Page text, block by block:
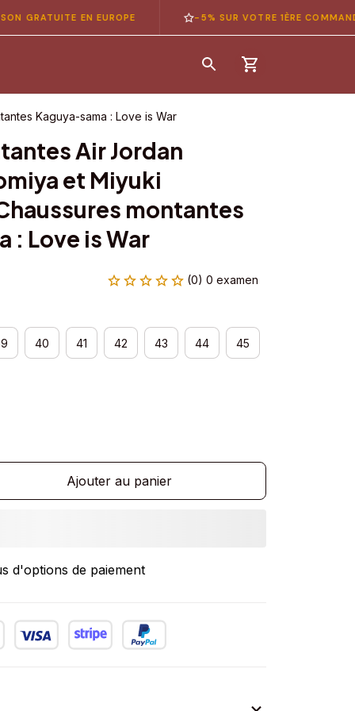
EN EUROPE -5% SUR VOTRE 1ÈRE COMMANDE —
Kaguya-sama : Love is War
Air Jordan
et Miyuki
montantes
: Love is War
(0) 0 examen
40 41 42 43 44 45
Ajouter au panier
d'options de paiement